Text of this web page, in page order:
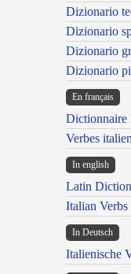
Dizionario
Dizionario
Dizionario
Dizionario
En français
Dictionnaire
Verbes
In english
Latin
Italian Verbs
In Deutsch
Italienische